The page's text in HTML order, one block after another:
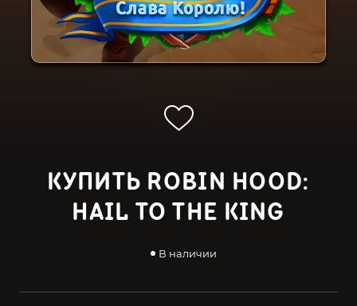
КУПИТЬ ROBIN HOOD:
HAIL TO THE KING
В наличии